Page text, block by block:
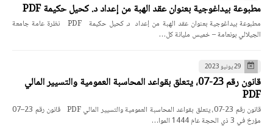
مطبوعة بيداغوجية بعنوان عقد الهبة من إعداد د. كحيل حكيمة PDF
مطبوعة بيداغوجية بعنوان عقد الهبة من إعداد د. كحيل حكيمة PDF نظرة عامة جامعة
الجيلالي بونعامة – خميس مليانة كل…
29 يونيو 2023
قانون رقم 23-07، يتعلق بقواعد المحاسبة العمومية والتسيير المالي
PDF
قانون رقم 23-07، يتعلق بقواعد المحاسبة العمومية والتسيير المالي PDF قانون رقم 23–07
مؤرخ في 3 ذي الحجة عام 1444 الموا…